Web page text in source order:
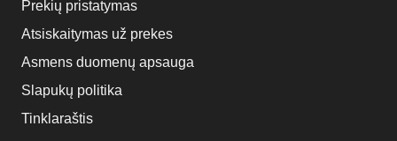
Prekių pristatymas
Atsiskaitymas už prekes
Asmens duomenų apsauga
Slapukų politika
Tinklaraštis